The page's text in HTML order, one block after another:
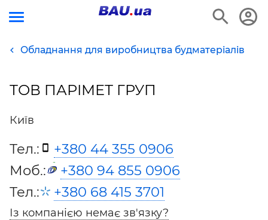
Обладнання для виробництва будматеріалів
ТОВ ПАРІМЕТ ГРУП
Київ
Тел.:
+380 44 355 0906
Моб.:
+380 94 855 0906
Тел.:
+380 68 415 3701
Із компанією немає зв'язку?